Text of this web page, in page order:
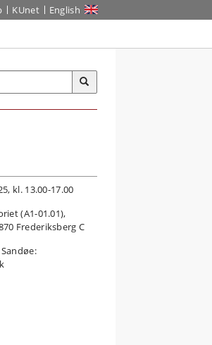
KUnet English
kl. 13.00-17.00
(A1-01.01),
Frederiksberg C